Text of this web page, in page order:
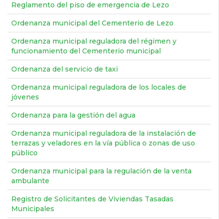
Reglamento del piso de emergencia de Lezo
Ordenanza municipal del Cementerio de Lezo
Ordenanza municipal reguladora del régimen y
funcionamiento del Cementerio municipal
Ordenanza del servicio de taxi
Ordenanza municipal reguladora de los locales de
jóvenes
Ordenanza para la gestión del agua
Ordenanza municipal reguladora de la instalación de
terrazas y veladores en la vía pública o zonas de uso
público
Ordenanza municipal para la regulación de la venta
ambulante
Registro de Solicitantes de Viviendas Tasadas
Municipales